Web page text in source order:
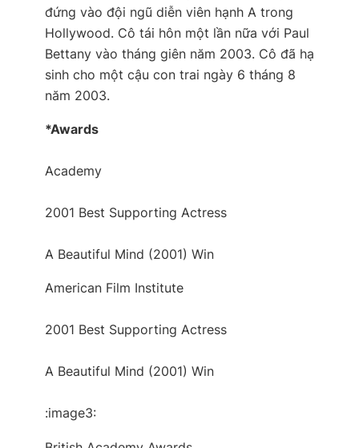
đứng vào đội ngũ diễn viên hạnh A trong
Hollywood. Cô tái hôn một lần nữa với Paul
Bettany vào tháng giên năm 2003. Cô đã hạ
sinh cho một cậu con trai ngày 6 tháng 8
năm 2003.
*Awards
Academy
2001 Best Supporting Actress
A Beautiful Mind (2001) Win
American Film Institute
2001 Best Supporting Actress
A Beautiful Mind (2001) Win
:image3: